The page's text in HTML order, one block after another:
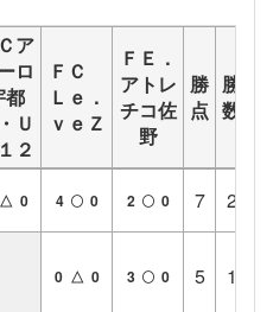
ア
ロ
都
Ｕ
２
ＦＣ
Ｌｅ．
ｖｅＺ
ＦＥ．
アトレ
チコ佐
野
勝
点
勝
数
0 4 0 2 0 7 2
0 △ 0 3 0 5 1